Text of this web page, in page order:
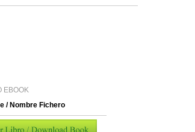
EBOOK
/ Nombre Fichero